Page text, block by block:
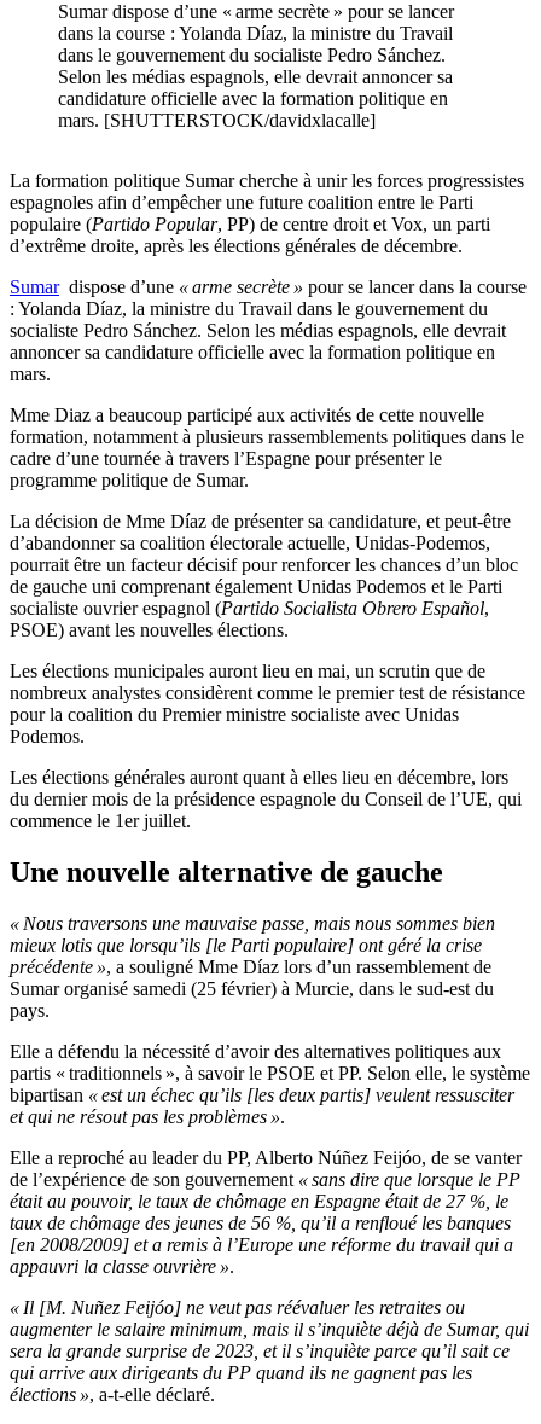
Sumar dispose d’une « arme secrète » pour se lancer
dans la course : Yolanda Díaz, la ministre du Travail
dans le gouvernement du socialiste Pedro Sánchez.
Selon les médias espagnols, elle devrait annoncer sa
candidature officielle avec la formation politique en
mars. [SHUTTERSTOCK/davidxlacalle]
La formation politique Sumar cherche à unir les forces progressistes
espagnoles afin d’empêcher une future coalition entre le Parti
populaire (Partido Popular, PP) de centre droit et Vox, un parti
d’extrême droite, après les élections générales de décembre.
Sumardispose d’une « arme secrète » pour se lancer dans la course
: Yolanda Díaz, la ministre du Travail dans le gouvernement du
socialiste Pedro Sánchez. Selon les médias espagnols, elle devrait
annoncer sa candidature officielle avec la formation politique en
mars.
Mme Diaz a beaucoup participé aux activités de cette nouvelle
formation, notamment à plusieurs rassemblements politiques dans le
cadre d’une tournée à travers l’Espagne pour présenter le
programme politique de Sumar.
La décision de Mme Díaz de présenter sa candidature, et peut-être
d’abandonner sa coalition électorale actuelle, Unidas-Podemos,
pourrait être un facteur décisif pour renforcer les chances d’un bloc
de gauche uni comprenant également Unidas Podemos et le Parti
socialiste ouvrier espagnol (Partido Socialista Obrero Español,
PSOE) avant les nouvelles élections.
Les élections municipales auront lieu en mai, un scrutin que de
nombreux analystes considèrent comme le premier test de résistance
pour la coalition du Premier ministre socialiste avec Unidas
Podemos.
Les élections générales auront quant à elles lieu en décembre, lors
du dernier mois de la présidence espagnole du Conseil de l’UE, qui
commence le 1er juillet.
Une nouvelle alternative de gauche
« Nous traversons une mauvaise passe, mais nous sommes bien
mieux lotis que lorsqu’ils [le Parti populaire] ont géré la crise
précédente », a souligné Mme Díaz lors d’un rassemblement de
Sumar organisé samedi (25 février) à Murcie, dans le sud-est du
pays.
Elle a défendu la nécessité d’avoir des alternatives politiques aux
partis « traditionnels », à savoir le PSOE et PP. Selon elle, le système
bipartisan « est un échec qu’ils [les deux partis] veulent ressusciter
et qui ne résout pas les problèmes ».
Elle a reproché au leader du PP, Alberto Núñez Feijóo, de se vanter
de l’expérience de son gouvernement « sans dire que lorsque le PP
était au pouvoir, le taux de chômage en Espagne était de 27 %, le
taux de chômage des jeunes de 56 %, qu’il a renfloué les banques
[en 2008/2009] et a remis à l’Europe une réforme du travail qui a
appauvri la classe ouvrière ».
« Il [M. Nuñez Feijóo] ne veut pas réévaluer les retraites ou
augmenter le salaire minimum, mais il s’inquiète déjà de Sumar, qui
sera la grande surprise de 2023, et il s’inquiète parce qu’il sait ce
qui arrive aux dirigeants du PP quand ils ne gagnent pas les
élections », a-t-elle déclaré.